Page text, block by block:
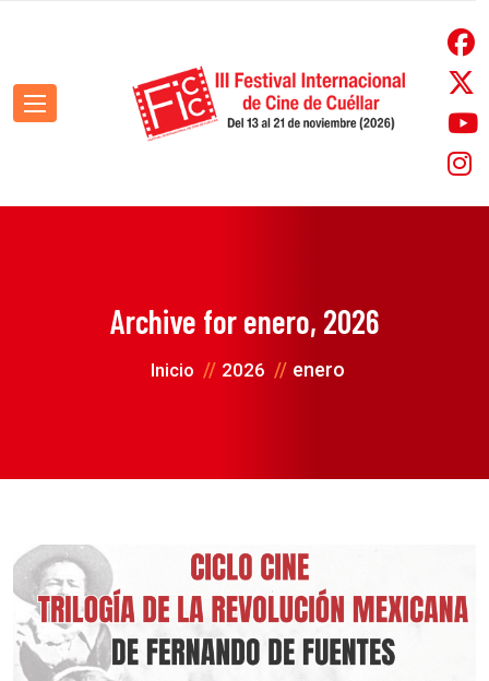
Archive forenero, 2026
Inicio 2026 enero